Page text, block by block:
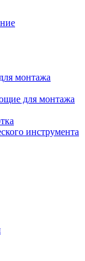
монтажа
для монтажа
инструмента